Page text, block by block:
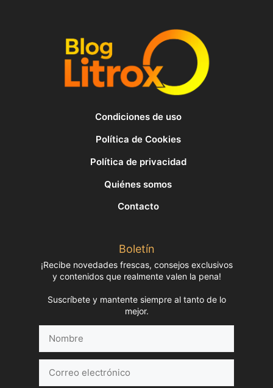
Condiciones de uso
Política de Cookies
Política de privacidad
Quiénes somos
Contacto
Boletín
¡Recibe novedades frescas, consejos exclusivos
y contenidos que realmente valen la pena!
Suscríbete y mantente siempre al tanto de lo
mejor.
electrónico